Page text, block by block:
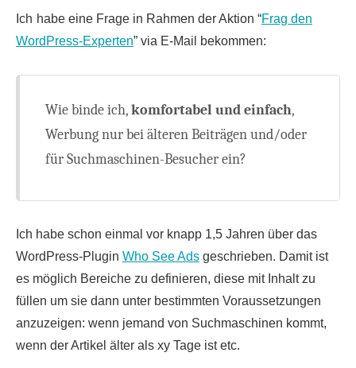
Ich habe eine Frage in Rahmen der Aktion “Frag den
WordPress-Experten” via E-Mail bekommen:
Wie binde ich,komfortabel und einfach,
Werbung nur bei älteren Beiträgen und/oder
für Suchmaschinen-Besucher ein?
Ich habe schon einmal vor knapp 1,5 Jahren über das
WordPress-Plugin Who See Ads geschrieben. Damit ist
es möglich Bereiche zu definieren, diese mit Inhalt zu
füllen um sie dann unter bestimmten Voraussetzungen
anzuzeigen: wenn jemand von Suchmaschinen kommt,
wenn der Artikel älter als xy Tage ist etc.